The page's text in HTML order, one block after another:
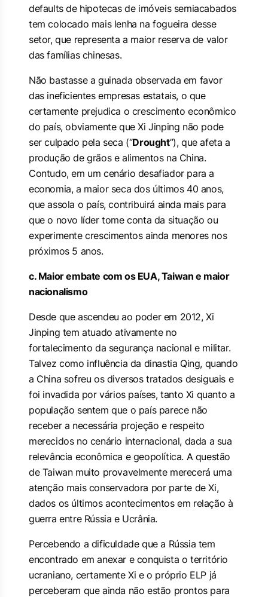
defaults de hipotecas de imóveis semiacabados
tem colocado mais lenha na fogueira desse
setor, que representa a maior reserva de valor
das famílias chinesas.
Não bastasse a guinada observada em favor
das ineficientes empresas estatais, o que
certamente prejudica o crescimento econômico
do país, obviamente que Xi Jinping não pode
ser culpado pela seca (“Drought”), que afeta a
produção de grãos e alimentos na China.
Contudo, em um cenário desafiador para a
economia, a maior seca dos últimos 40 anos,
que assola o país, contribuirá ainda mais para
que o novo líder tome conta da situação ou
experimente crescimentos ainda menores nos
próximos 5 anos.
c. Maior embate com os EUA, Taiwan e maior
nacionalismo
Desde que ascendeu ao poder em 2012, Xi
Jinping tem atuado ativamente no
fortalecimento da segurança nacional e militar.
Talvez como influência da dinastia Qing, quando
a China sofreu os diversos tratados desiguais e
foi invadida por vários países, tanto Xi quanto a
população sentem que o país parece não
receber a necessária projeção e respeito
merecidos no cenário internacional, dada a sua
relevância econômica e geopolítica. A questão
de Taiwan muito provavelmente merecerá uma
atenção mais conservadora por parte de Xi,
dados os últimos acontecimentos em relação à
guerra entre Rússia e Ucrânia.
Percebendo a dificuldade que a Rússia tem
encontrado em anexar e conquista o território
ucraniano, certamente Xi e o próprio ELP já
perceberam que ainda não estão prontos para